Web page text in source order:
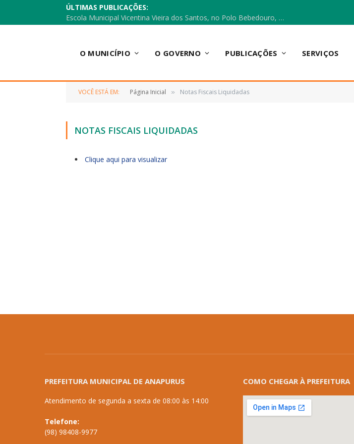
ÚLTIMAS PUBLICAÇÕES:
Escola Municipal Vicentina Vieira dos Santos, no Polo Bebedouro, recebeu materiais para a implantação do Cantinho da Leitura e da Sala Multidisciplinar.
O MUNICÍPIO O GOVERNO PUBLICAÇÕES SERVIÇOS
VOCÊ ESTÁ EM: Página Inicial » Notas Fiscais Liquidadas
NOTAS FISCAIS LIQUIDADAS
Clique aqui para visualizar
PREFEITURA MUNICIPAL DE ANAPURUS
Atendimento de segunda a sexta de 08:00 às 14:00
Telefone:
(98) 98408-9977
COMO CHEGAR À PREFEITURA